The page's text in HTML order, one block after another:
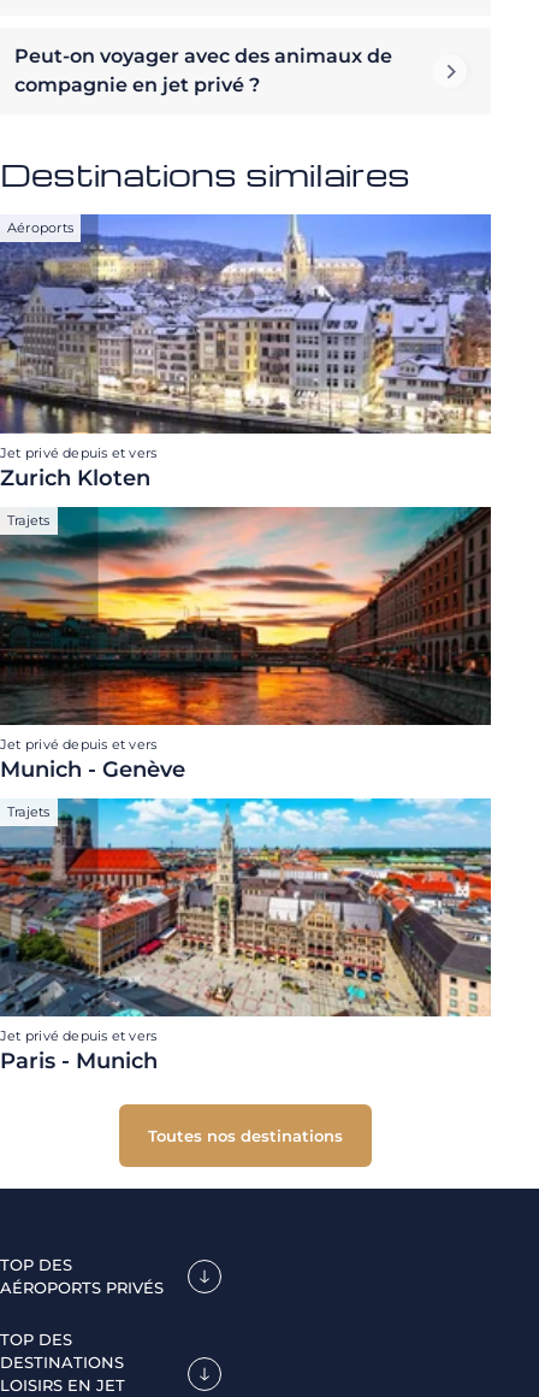
Peut-on voyager avec des animaux de
compagnie en jet privé ?
Destinations similaires
Aéroports
Jet privé depuis et vers
Zurich Kloten
Trajets
Jet privé depuis et vers
Munich - Genève
Trajets
Jet privé depuis et vers
Paris - Munich
Toutes nos destinations
TOP DES
AÉROPORTS PRIVÉS
TOP DES
DESTINATIONS
LOISIRS EN JET